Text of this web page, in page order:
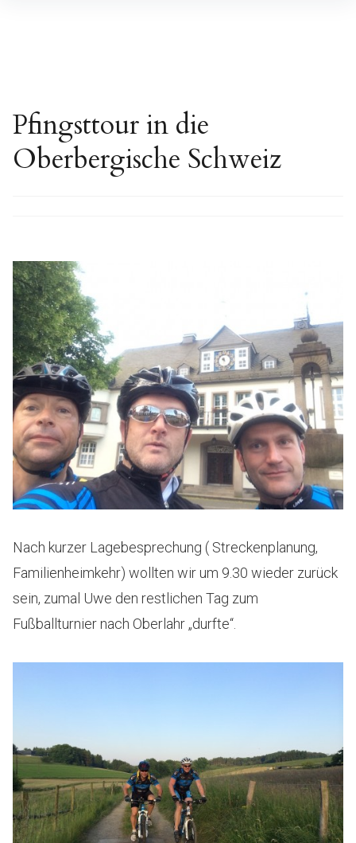
Pfingsttour in die
Oberbergische Schweiz
Nach kurzer Lagebesprechung ( Streckenplanung,
Familienheimkehr) wollten wir um 9.30 wieder zurück
sein, zumal Uwe den restlichen Tag zum
Fußballturnier nach Oberlahr „durfte“.